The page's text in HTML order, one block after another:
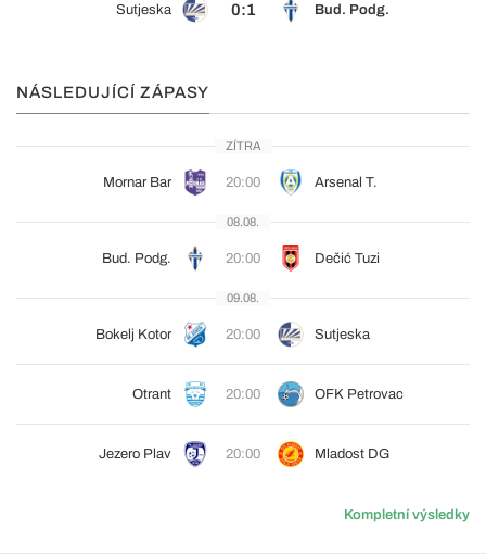
Sutjeska 0:1 Bud. Podg.
NÁSLEDUJÍCÍ ZÁPASY
ZÍTRA
Mornar Bar 20:00 Arsenal T.
08.08.
Bud. Podg. 20:00 Dečić Tuzi
09.08.
Bokelj Kotor 20:00 Sutjeska
Otrant 20:00 OFK Petrovac
Jezero Plav 20:00 Mladost DG
Kompletní výsledky